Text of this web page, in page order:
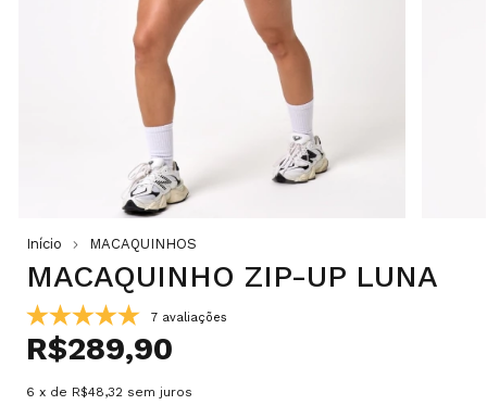
Início MACAQUINHOS
MACAQUINHO ZIP-UP LUNA
7 avaliações
R$289,90
6 x de R$48,32 sem juros